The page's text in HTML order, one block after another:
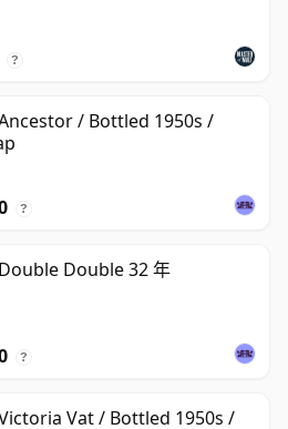
?
/ Bottled 1950s /
?
Double 32 年
?
Vat / Bottled 1950s /